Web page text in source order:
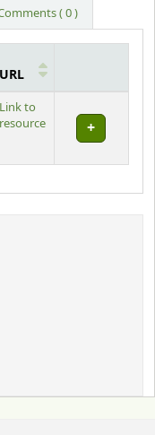
( 0 )
URL
Link to
resource